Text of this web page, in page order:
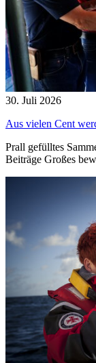
30. Juli 2026
Aus vielen Cent
Prall gefülltes
Beiträge Großes